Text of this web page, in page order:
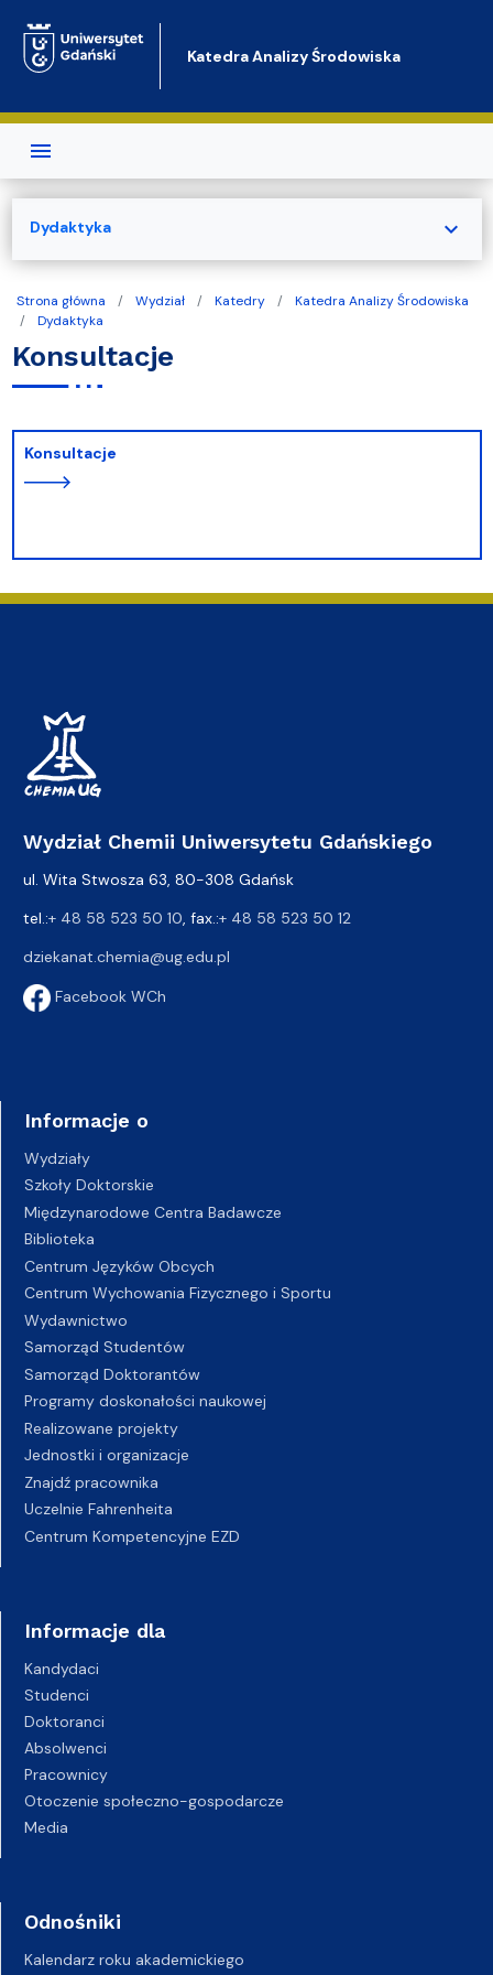
Katedra Analizy Środowiska
Strona główna Wydział Katedry
Katedra Analizy Środowiska
Dydaktyka
Konsultacje
Konsultacje
Dydaktyka expand_more
Wydział Chemii Uniwersytetu Gdańskiego
ul. Wita Stwosza 63, 80-308 Gdańsk
tel.:+ 48 58 523 50 10 , fax.:+ 48 58 523 50 12
dziekanat.chemia@ug.edu.pl
Facebook WCh
Informacje o
Wydziały
Szkoły Doktorskie
Międzynarodowe Centra Badawcze
Biblioteka
Centrum Języków Obcych
Centrum Wychowania Fizycznego i Sportu
Wydawnictwo
Samorząd Studentów
Samorząd Doktorantów
Programy doskonałości naukowej
Realizowane projekty
Jednostki i organizacje
Znajdź pracownika
Uczelnie Fahrenheita
Centrum Kompetencyjne EZD
Informacje dla
Kandydaci
Studenci
Doktoranci
Absolwenci
Pracownicy
Otoczenie społeczno-gospodarcze
Media
Odnośniki
Kalendarz roku akademickiego